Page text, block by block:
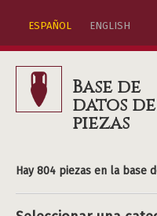
ESPAÑOL ENGLISH
Base de
datos de
piezas
Hay 804 piezas en la base